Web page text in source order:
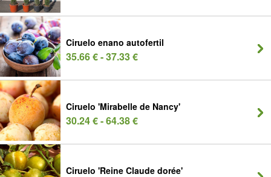
Ciruelo enano autofertil
35.66 € - 37.33 €
Ciruelo 'Mirabelle de Nancy'
30.24 € - 64.38 €
Ciruelo 'Reine Claude dorée'